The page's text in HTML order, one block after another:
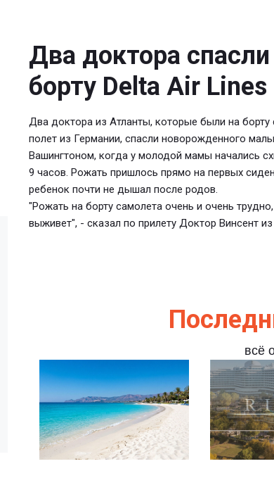
Два доктора
борту Delta Air Lines
Два доктора из Атланты, которые были на
полет из Германии, спасли новорожденного
Вашингтоном, когда у молодой мамы начались
9 часов. Рожать пришлось прямо на первых
ребенок почти не дышал после родов.
"Рожать на борту самолета очень и очень
выживет", - сказал по прилету Доктор Винсент
всё